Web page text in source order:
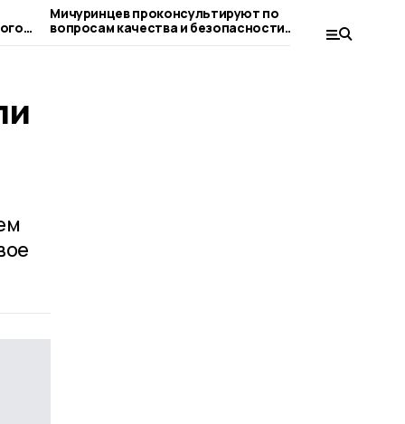
Мичуринцев проконсультируют по
вопросам качества и безопасности
детских товаров